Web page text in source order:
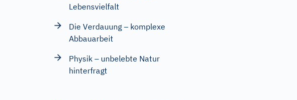
Lebensvielfalt
Die Verdauung – komplexe
Abbauarbeit
Physik – unbelebte Natur
hinterfragt